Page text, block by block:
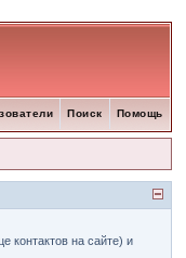
Помощь
Поиск
контактов на сайте) и